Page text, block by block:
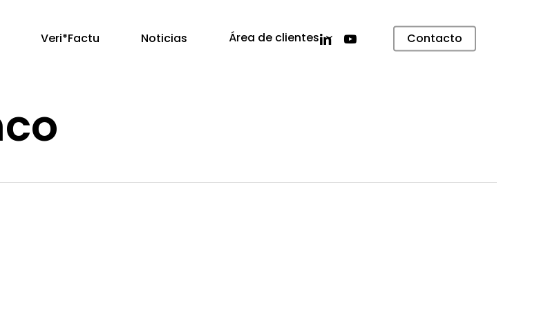
Veri*Factu Noticias Área de clienteslinkedinyoutube Contacto